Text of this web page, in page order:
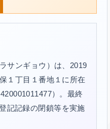
サンギョウ）は、2019
１丁目１番地１に所在
）。最終
記記録の閉鎖等を実施